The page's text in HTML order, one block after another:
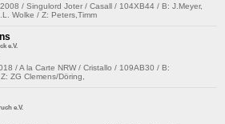
/ Singulord Joter / Casall / 104XB44 / B: J.Meyer,
Wolke / Z: Peters,Timm
e.V.
/ A la Carte NRW / Cristallo / 109AB30 / B:
ZG Clemens/Döring,
e.V.